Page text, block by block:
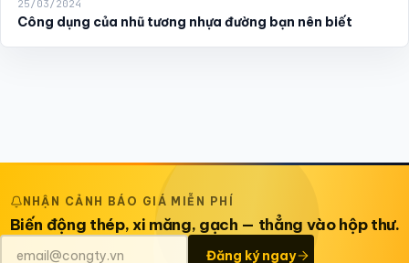
25/03/2024
Công dụng của nhũ tương nhựa đường bạn nên biết
NHẬN CẢNH BÁO GIÁ MIỄN PHÍ
Biến động thép, xi măng, gạch — thẳng vào hộp thư.
Đăng ký ngay